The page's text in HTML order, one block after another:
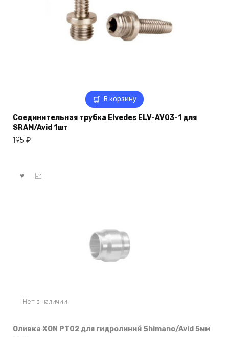
В корзину
Соединительная трубка Elvedes ELV-AV03-1 для
SRAM/Avid 1шт
195 ₽
Нет в наличии
Оливка XON PT02 для гидролиний Shimano/Avid 5мм